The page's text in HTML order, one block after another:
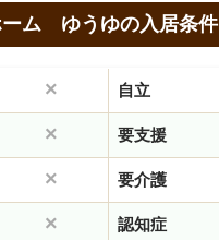
ーム ゆうゆの入居条件
× 自立
× 要支援
× 要介護
× 認知症